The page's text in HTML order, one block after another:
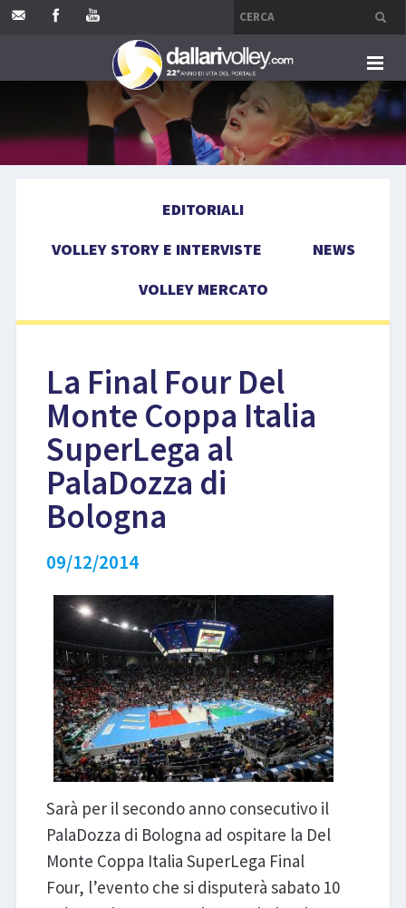
HOME
EVENTI
LIBRI
EDITORIALI
VOLLEY STORY E INTERVISTE
NEWS
VOLLEY MERCATO
La Final Four Del
Monte Coppa Italia
SuperLega al
PalaDozza di
Bologna
09/12/2014
Sarà per il secondo anno consecutivo il
PalaDozza di Bologna ad ospitare la Del
Monte Coppa Italia SuperLega Final
Four, l’evento che si disputerà sabato 10